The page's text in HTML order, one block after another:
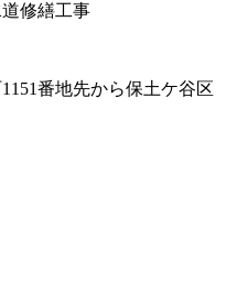
修繕工事
番地先から保土ケ谷区